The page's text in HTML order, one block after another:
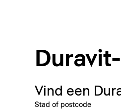
Vind een
Stad of postcode